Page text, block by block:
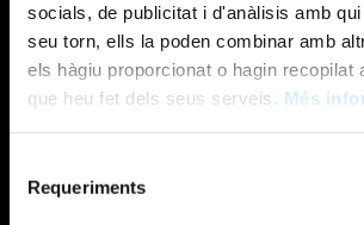
socials, de publicitat i d'anàlisis amb qui
seu torn, ells la poden combinar amb
els hàgiu proporcionat o hagin recopilat
que heu fet dels seus serveis. Més
Requeriments